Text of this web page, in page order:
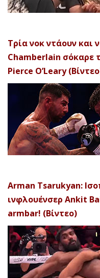
Τρία νοκ ντάουν και
Chamberlain σόκαρε
Pierce O’Leary
Arman Tsarukyan:
ινφλουένσερ Ankit
armbar! (Βίντεο)